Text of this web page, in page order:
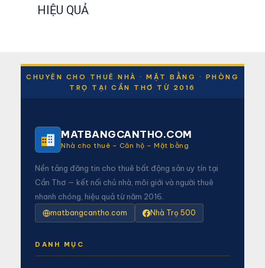
HIỆU QUẢ
CHUYÊN CHO THUÊ NHÀ · MẶT BẰNG · PHÒNG
TRỌ TẠI CẦN THƠ TỪ 2016
MATBANGCANTHO.COM
Nhà cho thuê – Căn hộ – Mặt bằng
Nền tảng đăng tin cho thuê bất động sản uy tín tại
Cần Thơ — kết nối chủ nhà, môi giới và người thuê
nhanh chóng, hiệu quả từ năm 2016.
matbangcantho.com Nhà Trọ 500
DANH MỤC